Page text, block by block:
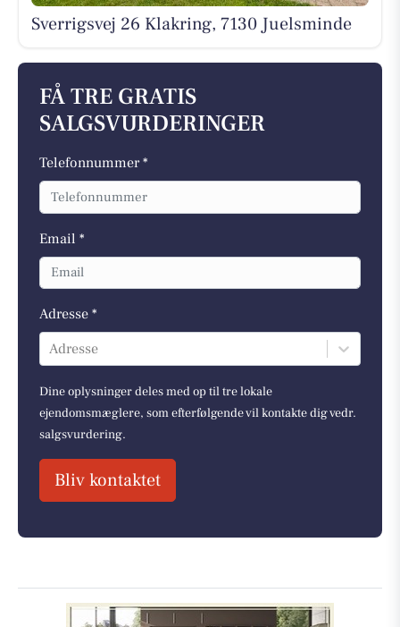
Sverrigsvej 26 Klakring, 7130 Juelsminde
FÅ TRE GRATIS
SALGSVURDERINGER
Telefonnummer *
Email *
Adresse *
Adresse
Dine oplysninger deles med op til tre lokale
ejendomsmæglere, som efterfølgende vil kontakte dig vedr.
salgsvurdering.
Bliv kontaktet